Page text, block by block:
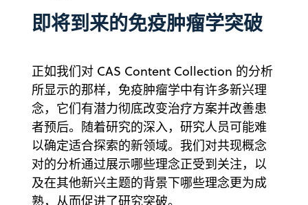
即将到来的免疫肿瘤学突破
正如我们对 CAS Content Collection 的分析
所显示的那样，免疫肿瘤学中有许多新兴理
念，它们有潜力彻底改变治疗方案并改善患
者预后。随着研究的深入，研究人员可能难
以确定适合探索的新领域。我们对共现概念
对的分析通过展示哪些理念正受到关注，以
及在其他新兴主题的背景下哪些理念更为成
熟，从而促进了研究突破。